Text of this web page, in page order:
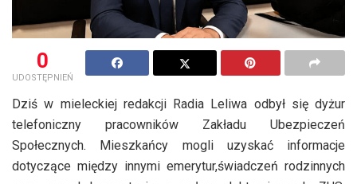
0
UDOSTĘPNIEŃ
Dziś w mieleckiej redakcji Radia Leliwa odbył się dyżur
telefoniczny pracowników Zakładu Ubezpieczeń
Społecznych. Mieszkańcy mogli uzyskać informacje
dotyczące między innymi emerytur,świadczeń rodzinnych